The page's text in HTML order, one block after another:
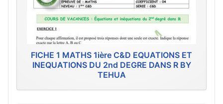
FICHE 1 MATHS 1ière C&D EQUATIONS ET
INEQUATIONS DU 2nd DEGRE DANS R BY
TEHUA